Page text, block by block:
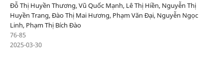
Đỗ Thị Huyền Thương, Vũ Quốc Mạnh, Lê Thị Hiền, Nguyễn Thị
Huyền Trang, Đào Thị Mai Hương, Phạm Văn Đại, Nguyễn Ngọc
Linh, Phạm Thị Bích Đào
76-85
2025-03-30